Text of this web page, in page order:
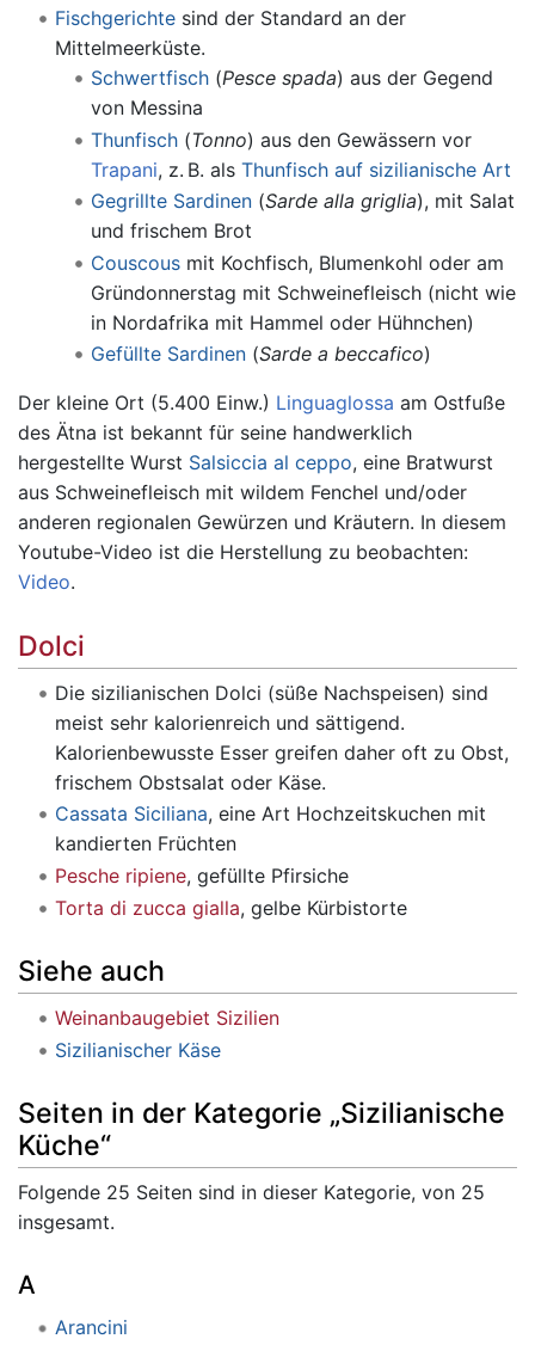
Fischgerichtesind der Standard an der
Mittelmeerküste.
Schwertfisch (Pesce spada) aus der Gegend
von Messina
Thunfisch (Tonno) aus den Gewässern vor
Trapani, z. B. alsThunfisch auf sizilianische Art
Gegrillte Sardinen (Sarde alla griglia), mit Salat
und frischem Brot
Couscous mit Kochfisch, Blumenkohl oder am
Gründonnerstag mit Schweinefleisch (nicht wie
in Nordafrika mit Hammel oder Hühnchen)
Gefüllte Sardinen (Sarde a beccafico)
Der kleine Ort (5.400 Einw.) Linguaglossa am Ostfuße
des Ätna ist bekannt für seine handwerklich
hergestellte Wurst Salsiccia al ceppo, eine Bratwurst
aus Schweinefleisch mit wildem Fenchel und/oder
anderen regionalen Gewürzen und Kräutern. In diesem
Youtube-Video ist die Herstellung zu beobachten:
Video.
Dolci
Die sizilianischen Dolci (süße Nachspeisen) sind
meist sehr kalorienreich und sättigend.
Kalorienbewusste Esser greifen daher oft zu Obst,
frischem Obstsalat oder Käse.
Cassata Siciliana, eine Art Hochzeitskuchen mit
kandierten Früchten
Pesche ripiene, gefüllte Pfirsiche
Torta di zucca gialla, gelbe Kürbistorte
Siehe auch
Weinanbaugebiet Sizilien
Sizilianischer Käse
Seiten in der Kategorie „Sizilianische
Küche“
Folgende 25 Seiten sind in dieser Kategorie, von 25
insgesamt.
A
Arancini